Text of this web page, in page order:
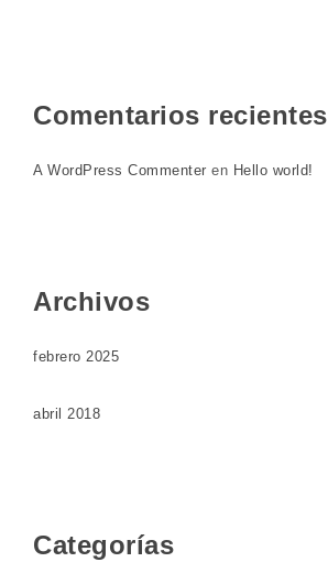
Comentarios recientes
A WordPress Commenter en Hello world!
Archivos
febrero 2025
abril 2018
Categorías